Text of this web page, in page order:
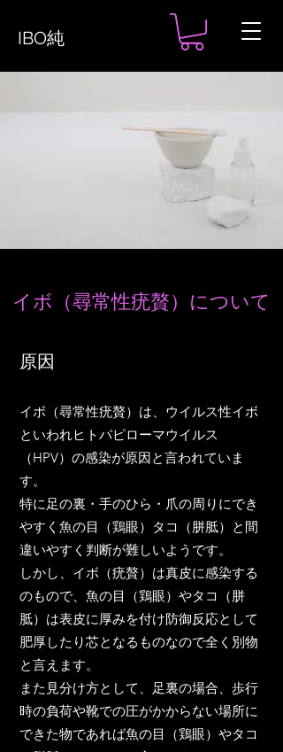
IBO純
イボ（尋常性疣贅）について
原因
イボ（尋常性疣贅）は、ウイルス性イボ
といわれヒトパピローマウイルス
（HPV）の感染が原因と言われていま
す。
特に足の裏・手のひら・爪の周りにでき
やすく魚の目（鶏眼）タコ（胼胝）と間
違いやすく判断が難しいようです。
しかし、イボ（疣贅）は真皮に感染する
のもので、魚の目（鶏眼）やタコ（胼
胝）は表皮に厚みを付け防御反応として
肥厚したり芯となるものなので全く別物
と言えます。
また見分け方として、足裏の場合、歩行
時の負荷や靴での圧がかからない場所に
できた物であれば魚の目（鶏眼）やタコ